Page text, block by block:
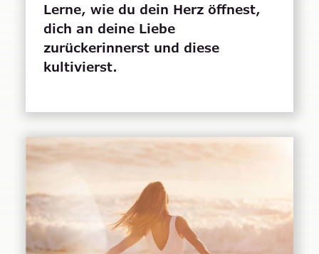
Lerne, wie du dein Herz öffnest,
dich an deine Liebe
zurückerinnerst und diese
kultivierst.